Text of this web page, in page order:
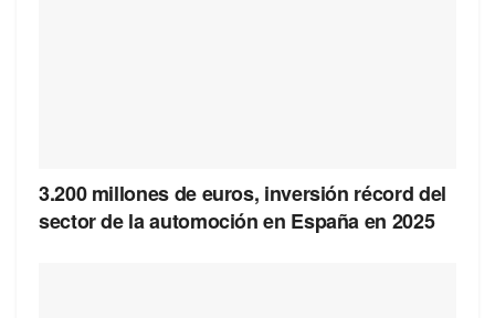
3.200 millones de euros, inversión récord del
sector de la automoción en España en 2025